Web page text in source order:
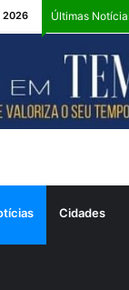
2026 Últimas
Cidades